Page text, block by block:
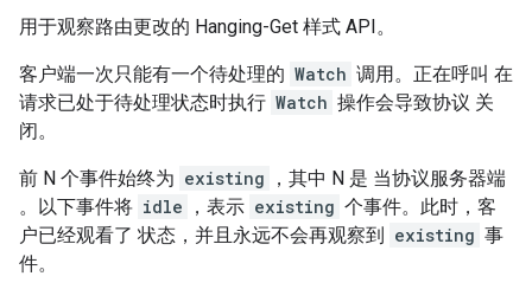
用于观察路由更改的 Hanging-Get 样式 API。
客户端一次只能有一个待处理的 Watch 调用。正在呼叫 在
请求已处于待处理状态时执行 Watch 操作会导致协议 关
闭。
前 N 个事件始终为 existing
，其中 N 是 当协议服务器端
。以下事件将 idle ，表示 existing 个事件。此时，客
户已经观看了 状态，并且永远不会再观察到 existing 事
件。